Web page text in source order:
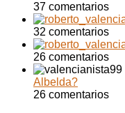
37 comentarios
32 comentarios
26 comentarios
Albelda?
26 comentarios